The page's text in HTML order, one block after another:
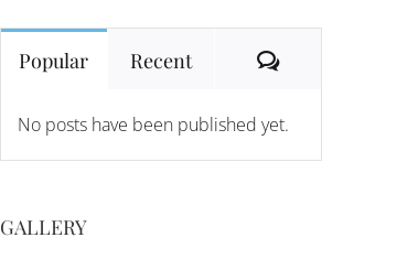
Popular Recent Comments
No posts have been published yet.
GALLERY